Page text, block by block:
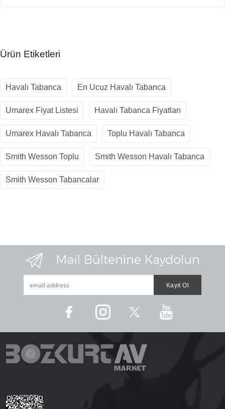
Ürün Etiketleri
Havalı Tabanca En Ucuz Havalı Tabanca
Umarex Fiyat Listesi Havalı Tabanca Fiyatları
Umarex Havalı Tabanca Toplu Havalı Tabanca
Smith Wesson Toplu Smith Wesson Havalı Tabanca
Smith Wesson Tabancalar